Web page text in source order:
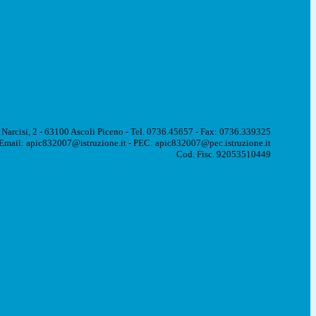
2 - 63100 Ascoli Piceno - Tel. 0736.45657 - Fax: 0736.339325
apic832007@istruzione.it - PEC: apic832007@pec.istruzione.it
Cod. Fisc. 92053510449